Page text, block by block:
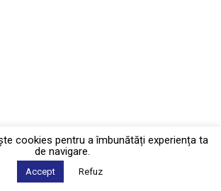
cookies pentru a îmbunătăți experiența ta
de navigare.
Accept Refuz